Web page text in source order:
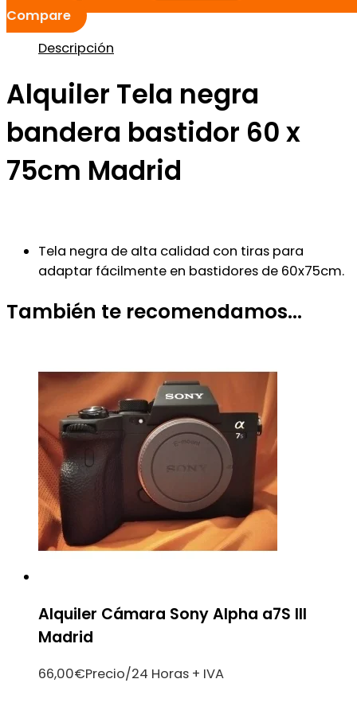
Compare
Descripción
Alquiler Tela negra
bandera bastidor 60 x
75cm Madrid
Tela negra de alta calidad con tiras para
adaptar fácilmente en bastidores de 60x75cm.
También te recomendamos…
Alquiler Cámara Sony Alpha a7S III
Madrid
66,00€Precio/24 Horas + IVA